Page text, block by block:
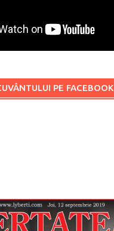
PE FACEBOOK